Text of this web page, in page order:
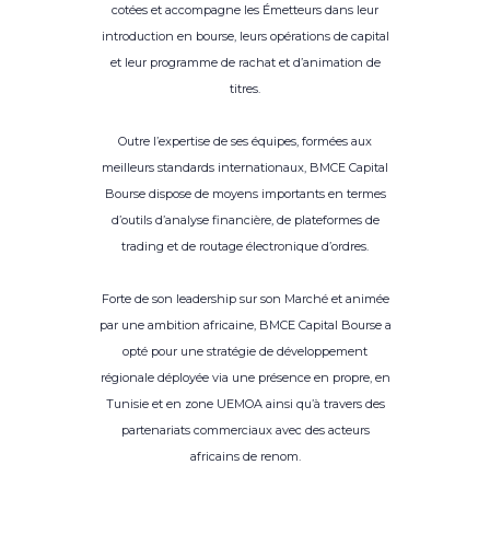
cotées et accompagne les Émetteurs dans leur
introduction en bourse, leurs opérations de capital
et leur programme de rachat et d’animation de
titres.
Outre l’expertise de ses équipes, formées aux
meilleurs standards internationaux, BMCE Capital
Bourse dispose de moyens importants en termes
d’outils d’analyse financière, de plateformes de
trading et de routage électronique d’ordres.
Forte de son leadership sur son Marché et animée
par une ambition africaine, BMCE Capital Bourse a
opté pour une stratégie de développement
régionale déployée via une présence en propre, en
Tunisie et en zone UEMOA ainsi qu’à travers des
partenariats commerciaux avec des acteurs
africains de renom.